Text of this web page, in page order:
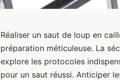
Réaliser un saut de loup en
préparation méticuleuse. La
explore les protocoles
pour un saut réussi. Anticiper